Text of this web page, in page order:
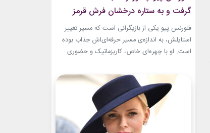
گرفت و به ستاره درخشان فرش قرمز
تبدیل شد؟
فلورنس پیو یکی از بازیگرانی است که مسیر تغییر
استایلش، به اندازه‌ی مسیر حرفه‌ای‌اش جذاب بوده
است. او با چهره‌ای خاص، کاریزماتیک و حضوری
سال‌های ابتدایی فعالیتش هنوز زبان شخصی خود را
در مد پیدا نکرده بود.لینک پیشنهادیگیاهان
آپارتمانیجدیدترین کالکشن 2026 دستبند نقره
پاندوراخرید اکسسوری...